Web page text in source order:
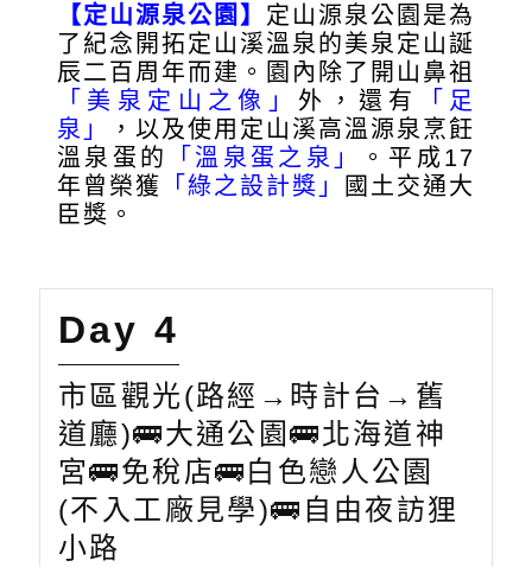
【定山源泉公園】 定山源泉公園是為
了紀念開拓定山溪溫泉的美泉定山誕
辰二百周年而建。 園內除了開山鼻祖
「美泉定山之像」 外，還有
「足
泉」
，以及使用定山溪高溫源泉烹飪
溫泉蛋的
「溫泉蛋之泉」
。平成17
年曾榮獲
「綠之設計獎」
國土交通大
臣獎。
Day 4
市區觀光(路經→時計台→舊
道廳)🚌大通公園🚌北海道神
宮🚌免稅店🚌白色戀人公園
(不入工廠見學)🚌自由夜訪狸
小路